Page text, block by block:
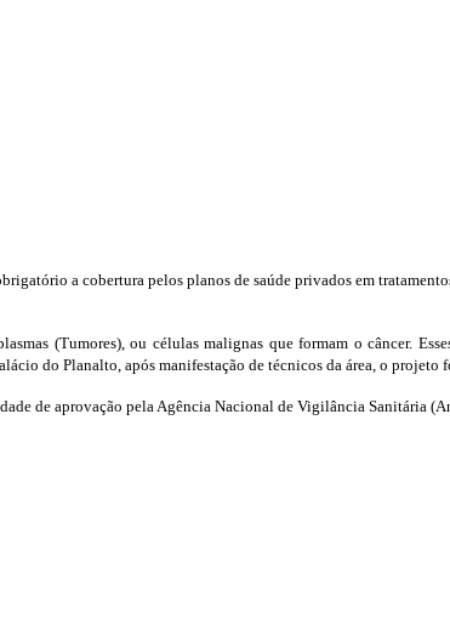
a cobertura pelos planos de saúde privados em
(Tumores), ou células malignas que formam o câncer.
do Planalto, após manifestação de técnicos da área, o
de aprovação pela Agência Nacional de Vigilância Sanitária